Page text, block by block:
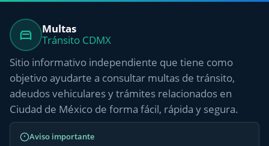
Multas
Tránsito CDMX
Sitio informativo independiente que tiene como
objetivo ayudarte a consultar multas de tránsito,
adeudos vehiculares y trámites relacionados en
Ciudad de México de forma fácil, rápida y segura.
Aviso importante